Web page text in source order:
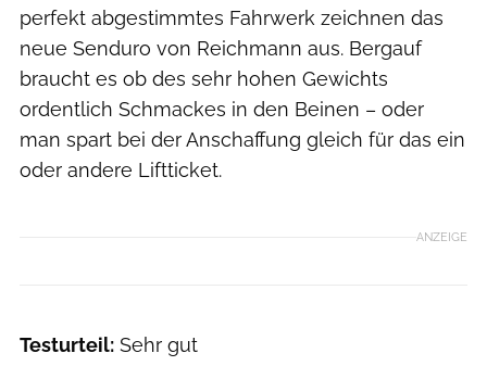
perfekt abgestimmtes Fahrwerk zeichnen das
neue Senduro von Reichmann aus. Bergauf
braucht es ob des sehr hohen Gewichts
ordentlich Schmackes in den Beinen – oder
man spart bei der Anschaffung gleich für das ein
oder andere Liftticket.
ANZEIGE
Testurteil: Sehr gut